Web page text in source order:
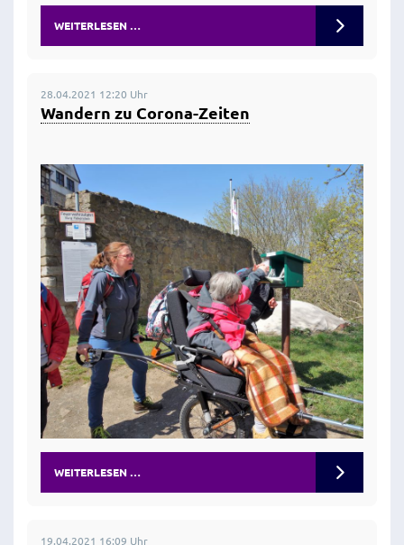
WEITERLESEN …
28.04.2021 12:20 Uhr
Wandern zu Corona-Zeiten
WEITERLESEN …
19.04.2021 16:09 Uhr